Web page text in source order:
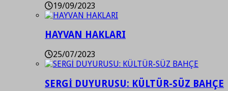
19/09/2023
HAYVAN HAKLARI
25/07/2023
SERGİ DUYURUSU: KÜLTÜR-SÜZ BAHÇE